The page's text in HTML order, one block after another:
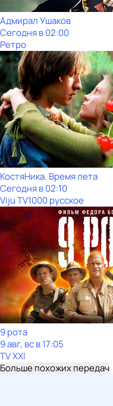
Адмирал Ушаков
Сегодня в 02:00
Ретро
КостяНика. Время лета
Сегодня в 02:10
Viju TV1000 русское
9 рота
9 авг, вс в 17:05
TV XXI
Больше похожих передач